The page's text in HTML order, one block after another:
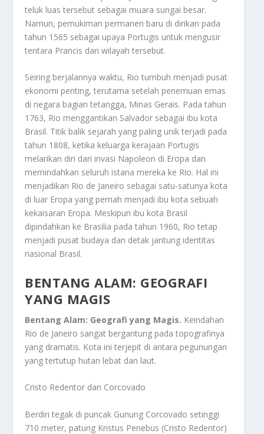
teluk luas tersebut sebagai muara sungai besar.
Namun, pemukiman permanen baru di dirikan pada
tahun 1565 sebagai upaya Portugis untuk mengusir
tentara Prancis dari wilayah tersebut.
Seiring berjalannya waktu, Rio tumbuh menjadi pusat
ekonomi penting, terutama setelah penemuan emas
di negara bagian tetangga, Minas Gerais. Pada tahun
1763, Rio menggantikan Salvador sebagai ibu kota
Brasil. Titik balik sejarah yang paling unik terjadi pada
tahun 1808, ketika keluarga kerajaan Portugis
melarikan diri dari invasi Napoleon di Eropa dan
memindahkan seluruh istana mereka ke Rio. Hal ini
menjadikan Rio de Janeiro sebagai satu-satunya kota
di luar Eropa yang pernah menjadi ibu kota sebuah
kekaisaran Eropa. Meskipun ibu kota Brasil
dipindahkan ke Brasilia pada tahun 1960, Rio tetap
menjadi pusat budaya dan detak jantung identitas
nasional Brasil.
BENTANG ALAM: GEOGRAFI
YANG MAGIS
Bentang Alam: Geografi yang Magis. Keindahan
Rio de Janeiro sangat bergantung pada topografinya
yang dramatis. Kota ini terjepit di antara pegunungan
yang tertutup hutan lebat dan laut.
Cristo Redentor dan Corcovado
Berdiri tegak di puncak Gunung Corcovado setinggi
710 meter, patung Kristus Penebus (Cristo Redentor)